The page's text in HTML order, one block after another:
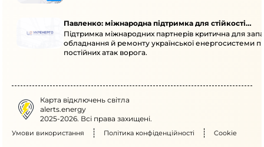
Павленко: міжнародна підтримка для стійкості
енергосистеми
Підтримка міжнародних партнерів критична для
обладнання й ремонту української енергосистеми
постійних атак ворога.
Карта відключень світла
alerts.energy
2025-2026. Всі права захищені.
Умови використання Політика конфіденційності Cookie